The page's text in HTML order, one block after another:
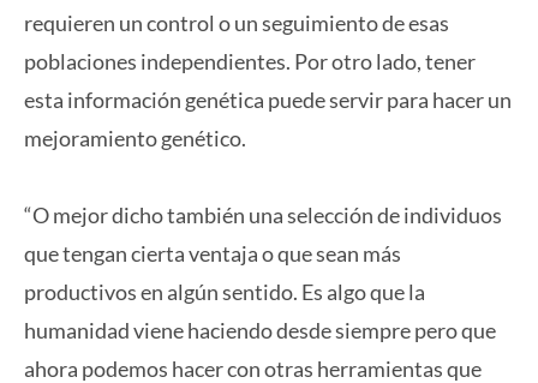
requieren un control o un seguimiento de esas
poblaciones independientes. Por otro lado, tener
esta información genética puede servir para hacer un
mejoramiento genético.
“O mejor dicho también una selección de individuos
que tengan cierta ventaja o que sean más
productivos en algún sentido. Es algo que la
humanidad viene haciendo desde siempre pero que
ahora podemos hacer con otras herramientas que